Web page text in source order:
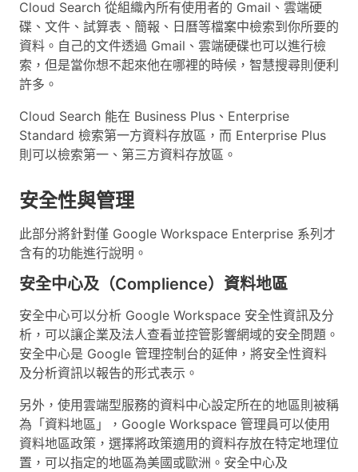
Cloud Search 從組織內所有使用者的 Gmail、雲端硬
碟、文件、試算表、簡報、日曆等檔案中檢索到你所要的
資料。自己的文件透過 Gmail、雲端硬碟也可以進行檢
索，但是當你想不起來他在哪裡的時候，智慧搜尋則便利
許多。
Cloud Search 能在 Business Plus、Enterprise
Standard 檢索第一方資料存放區，而 Enterprise Plus
則可以檢索第一、第三方資料存放區。
安全性與管理
此部分將針對僅 Google Workspace Enterprise 系列才
含有的功能進行說明。
安全中心及（Complience）資料地區
安全中心可以分析 Google Workspace 安全性資訊及分
析，可以讓企業及法人查看並控管影響網域的安全問題。
安全中心是 Google 管理控制台的延伸，將安全性資料
及分析資訊以報告的形式表示。
另外，使用雲端型服務的資料中心設定所在的地區則被稱
為「資料地區」，Google Workspace 管理員可以使用
資料地區政策，選擇將政策適用的資料存放在特定地理位
置，可以指定的地區為美國或歐洲。安全中心及